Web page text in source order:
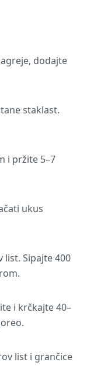
dodajte
staklast.
i pržite 5–7
ukus
Sipajte 400
i krčkajte 40–
list i grančice